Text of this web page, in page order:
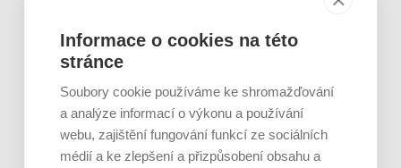
MOHLO BY VÁS ZAJÍMAT:
Informace o cookies na této
stránce
Soubory cookie používáme ke shromažďování
a analýze informací o výkonu a používání
webu, zajištění fungování funkcí ze sociálních
médií a ke zlepšení a přizpůsobení obsahu a